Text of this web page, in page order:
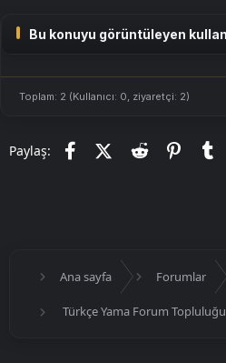
Bu konuyu görüntüleyen
Toplam: 2 (Kullanıcı: 0, ziyaretçi: 2)
Paylaş: FacebookX (Twitter)
Reddit
Ana sayfa Forumlar
Türkçe Yama Forum Topluluğu